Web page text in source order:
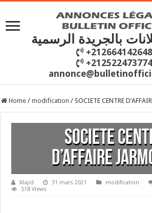
بالجريدة الرسمية
+212664142648
Home / modification / SOCIETE CENTRE
SOCIETE
D’AFFAIRE
Majid 31 mars 2021 modification
518 Views